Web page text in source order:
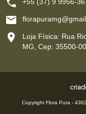
Loja Física: Rua
MG, Cep: 35500-
Copyright Flora Pura -